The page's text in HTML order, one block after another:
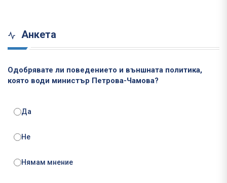
Анкета
Одобрявате ли поведението и външната политика,
която води министър Петрова-Чамова?
Да
Не
Нямам мнение